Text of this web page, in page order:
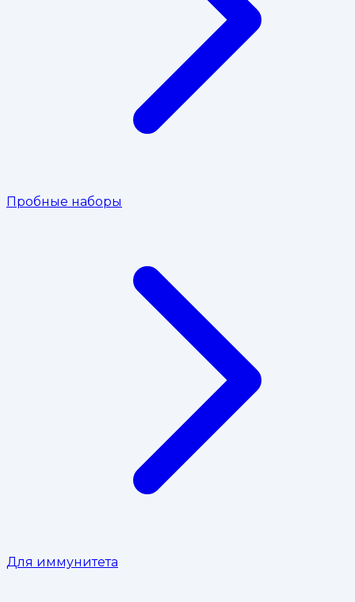
Пробные наборы
Для иммунитета